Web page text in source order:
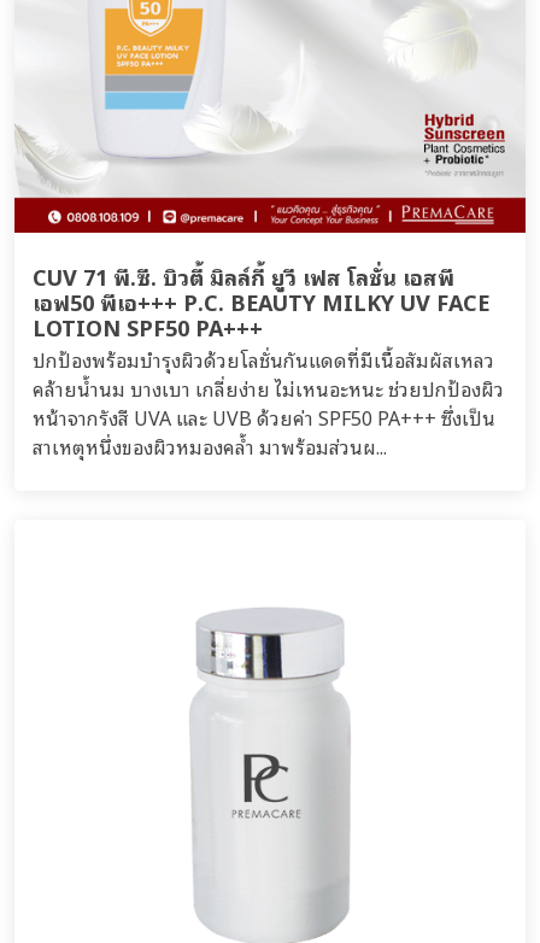
CUV 71 พี.ซี. บิวตี้ มิลล์กี้ ยูวี เฟส โลชั่น เอสพี
เอฟ50 พีเอ+++ P.C. BEAUTY MILKY UV FACE
LOTION SPF50 PA+++
ปกป้องพร้อมบำรุงผิวด้วยโลชั่นกันแดดที่มีเนื้อสัมผัสเหลว
คล้ายน้ำนม บางเบา เกลี่ยง่าย ไม่เหนอะหนะ ช่วยปกป้องผิว
หน้าจากรังสี UVA และ UVB ด้วยค่า SPF50 PA+++ ซึ่งเป็น
สาเหตุหนึ่งของผิวหมองคล้ำ มาพร้อมส่วนผ...